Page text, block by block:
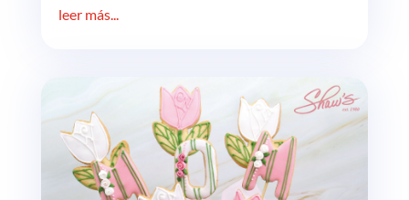
leer más...